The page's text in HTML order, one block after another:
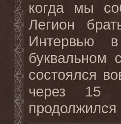
когда мы
Легион
Интервью
буквальном
состоялся
через 15
продолжился